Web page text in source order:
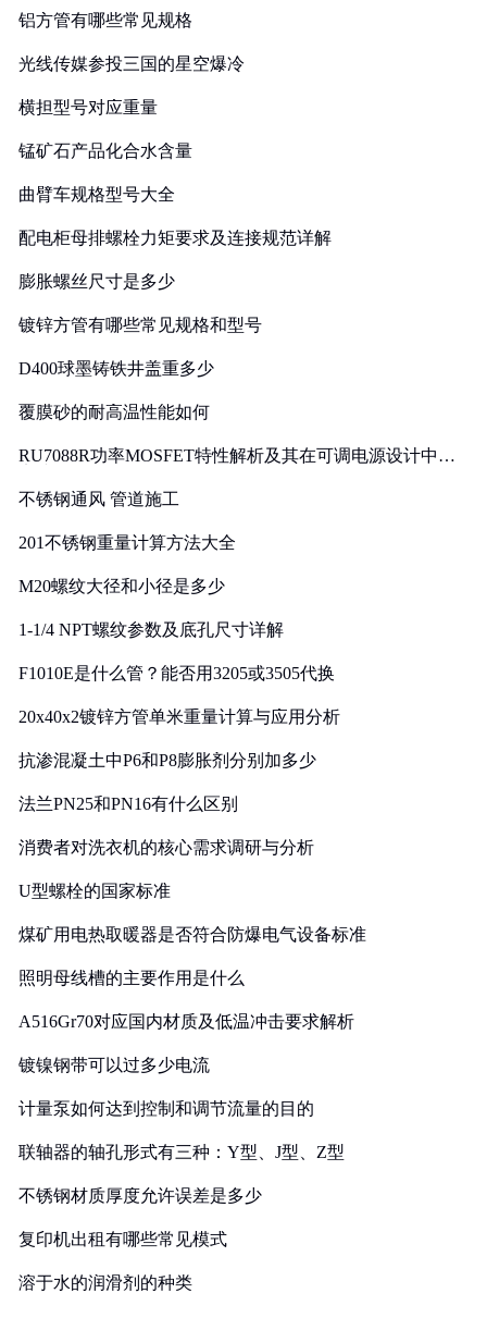
铝方管有哪些常见规格
光线传媒参投三国的星空爆冷
横担型号对应重量
锰矿石产品化合水含量
曲臂车规格型号大全
配电柜母排螺栓力矩要求及连接规范详解
膨胀螺丝尺寸是多少
镀锌方管有哪些常见规格和型号
D400球墨铸铁井盖重多少
覆膜砂的耐高温性能如何
RU7088R功率MOSFET特性解析及其在可调电源设计中的
不锈钢通风 管道施工
201不锈钢重量计算方法大全
M20螺纹大径和小径是多少
1-1/4 NPT螺纹参数及底孔尺寸详解
F1010E是什么管？能否用3205或3505代换
20x40x2镀锌方管单米重量计算与应用分析
抗渗混凝土中P6和P8膨胀剂分别加多少
法兰PN25和PN16有什么区别
消费者对洗衣机的核心需求调研与分析
U型螺栓的国家标准
煤矿用电热取暖器是否符合防爆电气设备标准
照明母线槽的主要作用是什么
A516Gr70对应国内材质及低温冲击要求解析
镀镍钢带可以过多少电流
计量泵如何达到控制和调节流量的目的
联轴器的轴孔形式有三种：Y型、J型、Z型
不锈钢材质厚度允许误差是多少
复印机出租有哪些常见模式
溶于水的润滑剂的种类